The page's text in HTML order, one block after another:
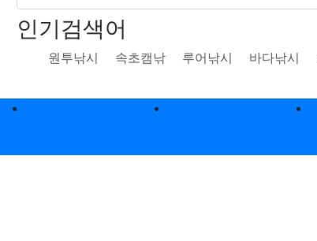
인기검색어
원투낚시 속초캠낚 루어낚시 바다낚시